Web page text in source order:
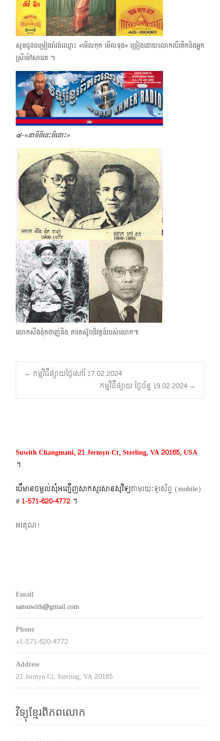
សូមជូនចម្រៀងរាំវង់ឈ្មោះ «មើលកុក មើលទុង» ច្រៀងដោយលោកលីវតឹកនិងអ្នក
ស្រីម៉ៅសារេត ។
๔–«នាទីពីនេះពីនោះ»
លោកសឺងង៉ុកថាញ់​និង ការតស៊ូបដិវត្តន៍របស់លោក៕
Post
navigation
← កម្មវិធីផ្សាយថ្ងៃសៅរ៍ 17.02.2024
កម្មវិធីផ្សាយ ថ្ងៃច័ន្ទ 19.02.2024 →
Suwith Changmani, 21 Jermyn Ct, Sterling, VA 20165, USA
។​
បើមានចម្ងល់​សុំអញ្ជើញសាកសួរសានសុវិទ្យតាមរយៈទូរស័ព្ទ​ (mobile)​
# 1-571-620-4772​ ។
អរគុណ!
Email
sansuwith@gmail.com
Phone
+1-571-620-4772
Address
21 Jermyn Ct, Sterling, VA 20165
វិទ្យុខ្មែរពិភពលោក